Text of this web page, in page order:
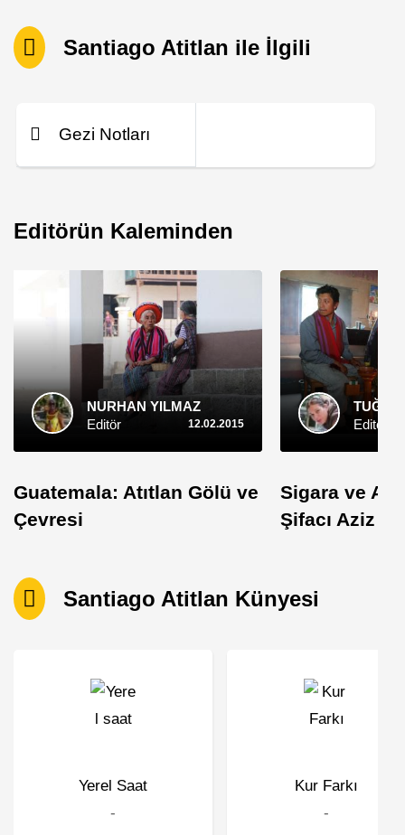
Santiago Atitlan ile İlgili
Gezi Notları
Editörün Kaleminden
NURHAN YILMAZ
Editör
12.02.2015
Guatemala: Atıtlan Gölü ve
Çevresi
Editör
Sigara ve
Şifacı Aziz
Santiago Atitlan Künyesi
Yerel Saat
-
Kur Farkı
-